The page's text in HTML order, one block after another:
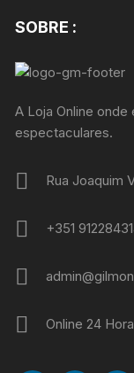
SOBRE :
A Loja Online
espectaculares.
Rua Joaquim
+351
Online 24